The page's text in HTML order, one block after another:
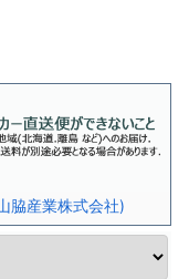
脇産業株式会社)